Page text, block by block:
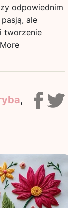
odpowiednim
ale
tworzenie
,